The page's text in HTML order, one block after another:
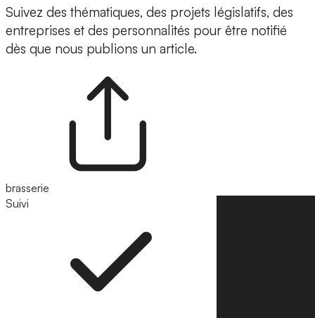
Suivez des thématiques, des projets législatifs, des
entreprises et des personnalités pour être notifié
dès que nous publions un article.
brasserie
Suivi